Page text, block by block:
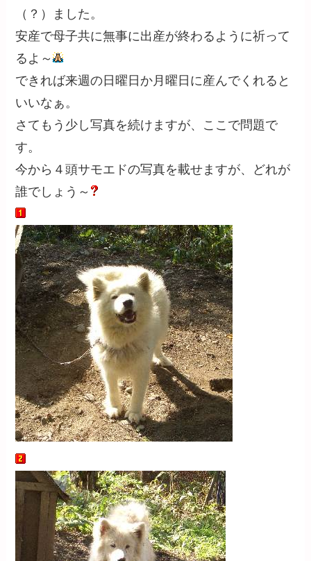
（？）ました。
安産で母子共に無事に出産が終わるように祈って
るよ～
できれば来週の日曜日か月曜日に産んでくれると
いいなぁ。
さてもう少し写真を続けますが、ここで問題で
す。
今から４頭サモエドの写真を載せますが、どれが
誰でしょう～